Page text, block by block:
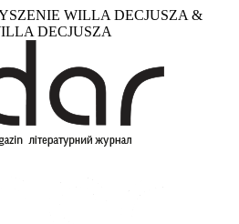
WILLA DECJUSZA &
DECJUSZA